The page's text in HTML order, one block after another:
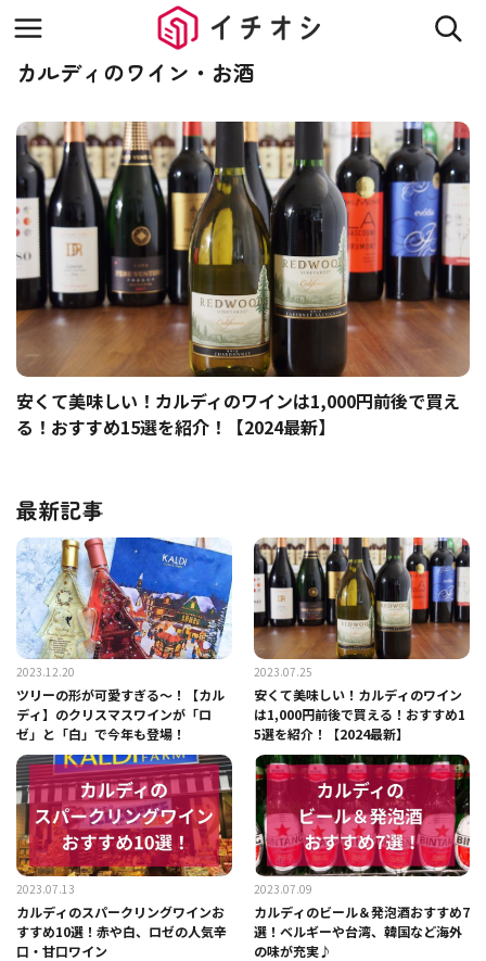
カルディのワイン・お酒
安くて美味しい！カルディのワインは1,000円前後で買え
る！おすすめ15選を紹介！【2024最新】
最新記事
2023.12.20
ツリーの形が可愛すぎる～！【カル
ディ】のクリスマスワインが「ロ
ゼ」と「白」で今年も登場！
2023.07.25
安くて美味しい！カルディのワイン
は1,000円前後で買える！おすすめ1
5選を紹介！【2024最新】
2023.07.13
カルディのスパークリングワインお
すすめ10選！赤や白、ロゼの人気辛
口・甘口ワイン
2023.07.09
カルディのビール＆発泡酒おすすめ7
選！ベルギーや台湾、韓国など海外
の味が充実♪